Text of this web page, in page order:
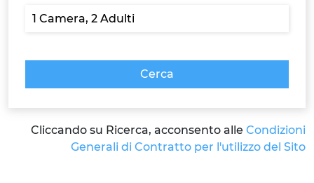
Cerca
Cliccando su Ricerca, acconsento alle Condizioni
Generali di Contratto per l'utilizzo del Sito